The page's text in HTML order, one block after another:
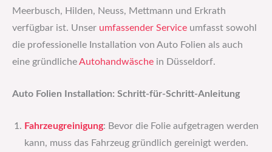
Meerbusch, Hilden, Neuss, Mettmann und Erkrath
verfügbar ist. Unser umfassender Service umfasst sowohl
die professionelle Installation von Auto Folien als auch
eine gründliche Autohandwäsche in Düsseldorf.
Auto Folien Installation: Schritt-für-Schritt-Anleitung
Fahrzeugreinigung: Bevor die Folie aufgetragen werden
kann, muss das Fahrzeug gründlich gereinigt werden.